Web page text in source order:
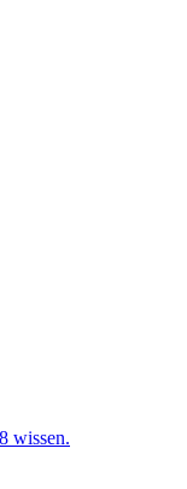
wissen.